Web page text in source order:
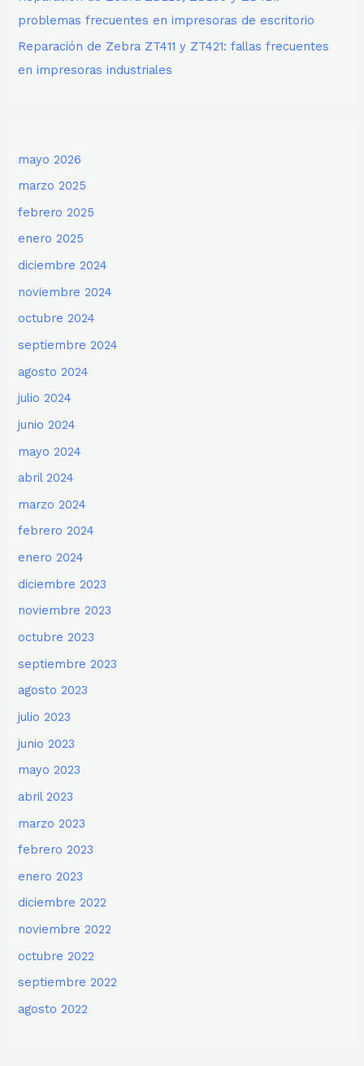
problemas frecuentes en impresoras de escritorio
Reparación de Zebra ZT411 y ZT421: fallas frecuentes
en impresoras industriales
mayo 2026
marzo 2025
febrero 2025
enero 2025
diciembre 2024
noviembre 2024
octubre 2024
septiembre 2024
agosto 2024
julio 2024
junio 2024
mayo 2024
abril 2024
marzo 2024
febrero 2024
enero 2024
diciembre 2023
noviembre 2023
octubre 2023
septiembre 2023
agosto 2023
julio 2023
junio 2023
mayo 2023
abril 2023
marzo 2023
febrero 2023
enero 2023
diciembre 2022
noviembre 2022
octubre 2022
septiembre 2022
agosto 2022